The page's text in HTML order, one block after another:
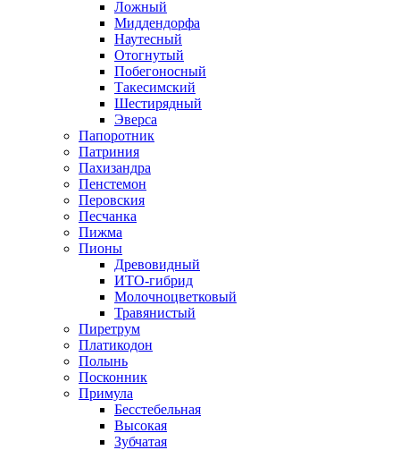
Ложный
Миддендорфа
Наутесный
Отогнутый
Побегоносный
Такесимский
Шестирядный
Эверса
Папоротник
Патриния
Пахизандра
Пенстемон
Перовския
Песчанка
Пижма
Пионы
Древовидный
ИТО-гибрид
Молочноцветковый
Травянистый
Пиретрум
Платикодон
Полынь
Посконник
Примула
Бесстебельная
Высокая
Зубчатая